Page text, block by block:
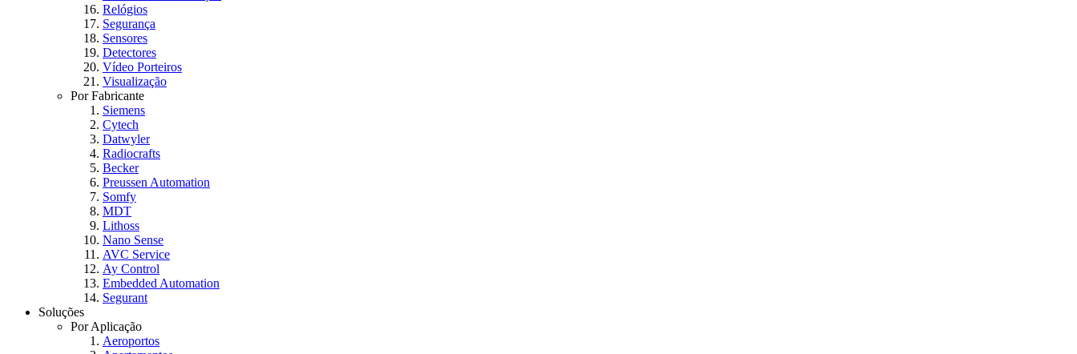
Relógios
Segurança
Sensores
Detectores
Vídeo Porteiros
Visualização
Por Fabricante
Siemens
Cytech
Datwyler
Radiocrafts
Becker
Preussen Automation
Somfy
MDT
Lithoss
Nano Sense
AVC Service
Ay Control
Embedded Automation
Segurant
Soluções
Por Aplicação
Aeroportos